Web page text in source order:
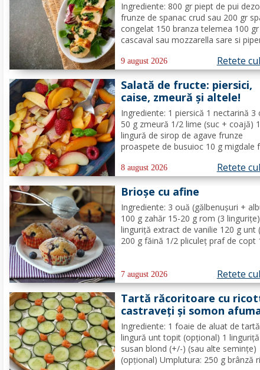
Ingrediente: 800 gr piept de pui
frunze de spanac crud sau 200 gr
congelat 150 branza telemea 100 gr
cascaval sau mozzarella sare si
cimbru si piper alb pentru crusta vin
(150 ml) Mod de Preparare: Spalam
carnea si o tamponam cu un...
9 august 2026 Retete
Salată de fructe: piersici,
caise, zmeură și altele!
Ingrediente: 1 piersică 1 nectarină 3
50 g zmeură 1/2 lime (suc + coajă) 1
lingură de sirop de agave frunze
proaspete de busuioc 10 g migdale
de utilizare. Se taie piersicile,
și caisele în felii subțiri. Stoarceți
și...
8 august 2026 Retete
Brioșe cu afine
Ingrediente: 3 ouă (gălbenușuri +
100 g zahăr 15-20 g rom (3
linguriță extract de vanilie 120 g unt
200 g făină 1/2 pliculeț praf de copt
Se adaugă untul topit, făina și praful
7 august 2026 Retete
Tartă răcoritoare cu
castraveți și somon
Ingrediente: 1 foaie de aluat de
lingură unt topit (opțional) 1
susan blond (+/-) (sau alte semințe)
(opțional) Umplutura: 250 g brânză